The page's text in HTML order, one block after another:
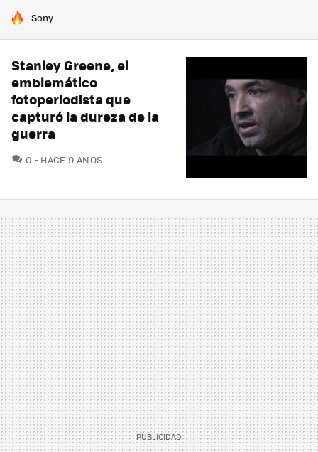
HOY SE HABLA DE
Sony
Stanley Greene, el
emblemático
fotoperiodista que
capturó la dureza de la
guerra
0 COMENTARIOS
HACE 9 AÑOS